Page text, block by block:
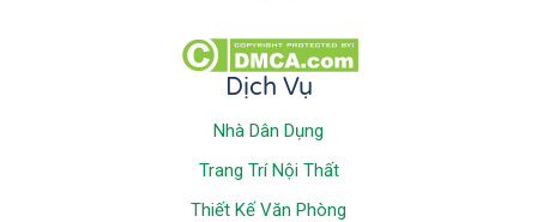
Dịch Vụ
Nhà Dân Dụng
Trang Trí Nội Thất
Thiết Kế Văn Phòng